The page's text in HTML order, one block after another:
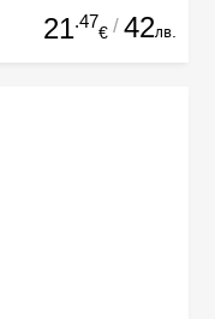
21.47
€ / 42лв.